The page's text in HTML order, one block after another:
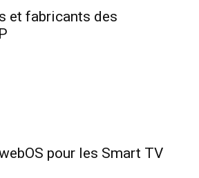
et fabricants des
pour les Smart TV